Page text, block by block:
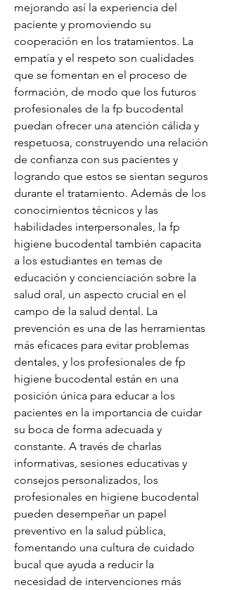
mejorando así la experiencia del
paciente y promoviendo su
cooperación en los tratamientos. La
empatía y el respeto son cualidades
que se fomentan en el proceso de
formación, de modo que los futuros
profesionales de la fp bucodental
puedan ofrecer una atención cálida y
respetuosa, construyendo una relación
de confianza con sus pacientes y
logrando que estos se sientan seguros
durante el tratamiento. Además de los
conocimientos técnicos y las
habilidades interpersonales, la fp
higiene bucodental también capacita
a los estudiantes en temas de
educación y concienciación sobre la
salud oral, un aspecto crucial en el
campo de la salud dental. La
prevención es una de las herramientas
más eficaces para evitar problemas
dentales, y los profesionales de fp
higiene bucodental están en una
posición única para educar a los
pacientes en la importancia de cuidar
su boca de forma adecuada y
constante. A través de charlas
informativas, sesiones educativas y
consejos personalizados, los
profesionales en higiene bucodental
pueden desempeñar un papel
preventivo en la salud pública,
fomentando una cultura de cuidado
bucal que ayuda a reducir la
necesidad de intervenciones más